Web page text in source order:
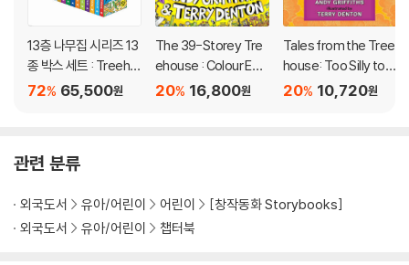
13층 나무집 시리즈 13
종 박스 세트 : Treeho
use 13-book with a
65,500원
72%
The 39-Storey Tre
ehouse : Colour Editi
on (영국판)16,800원
20%
Tales from the Tree
house: Too Silly to B
e Told . . . Until Now!
10,720원
20%
관련 분류
외국도서 유아/어린이 어린이
[창작동화 Storybooks]
외국도서
유아/어린이 챕터북